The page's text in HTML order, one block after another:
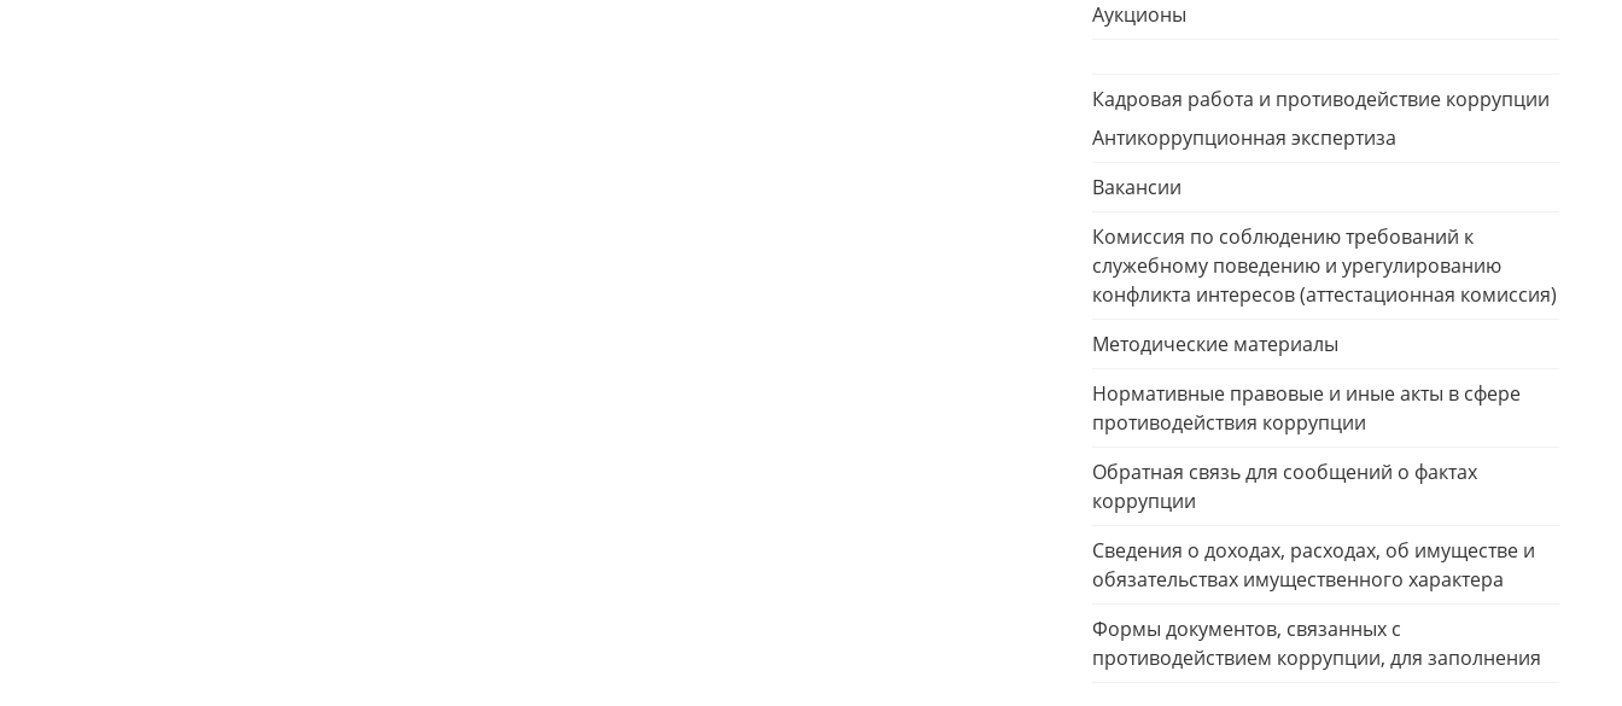
Аукционы
Кадровая работа и противодействие коррупции
Антикоррупционная экспертиза
Вакансии
Комиссия по соблюдению требований к
служебному поведению и урегулированию
конфликта интересов (аттестационная комиссия)
Методические материалы
Нормативные правовые и иные акты в сфере
противодействия коррупции
Обратная связь для сообщений о фактах
коррупции
Сведения о доходах, расходах, об имуществе и
обязательствах имущественного характера
Формы документов, связанных с
противодействием коррупции, для заполнения